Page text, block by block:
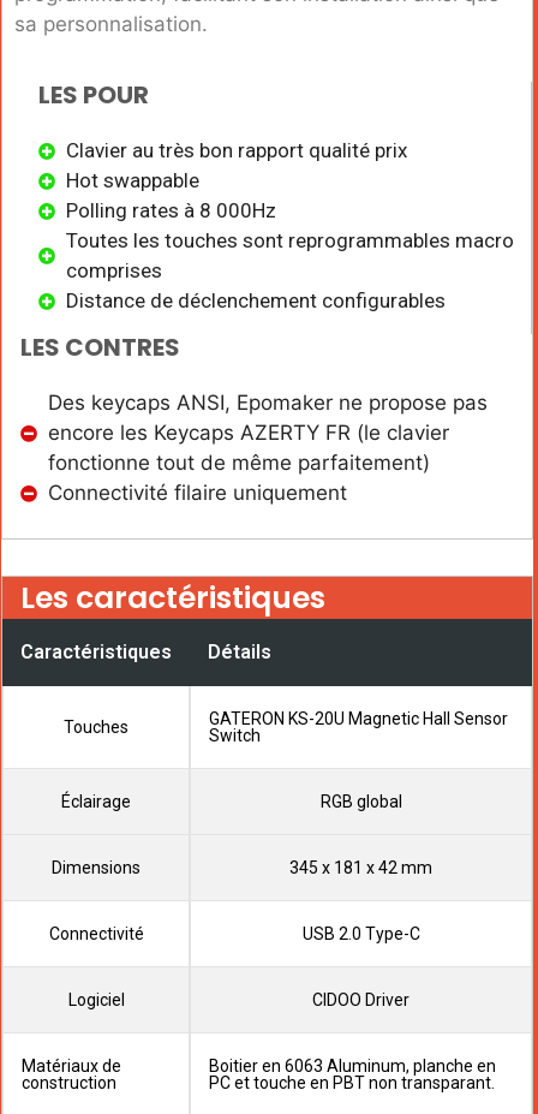
sa personnalisation.
LES POUR
Clavier au très bon rapport qualité prix
Hot swappable
Polling rates à 8 000Hz
Toutes les touches sont reprogrammables macro
comprises
Distance de déclenchement configurables
LES CONTRES
Des keycaps ANSI, Epomaker ne propose pas
encore les Keycaps AZERTY FR (le clavier
fonctionne tout de même parfaitement)
Connectivité filaire uniquement
Les caractéristiques
Caractéristiques Détails
Touches
GATERON KS-20U Magnetic Hall Sensor
Switch
Éclairage RGB global
Dimensions 345 x 181 x 42 mm
Connectivité USB 2.0 Type-C
Logiciel CIDOO Driver
Matériaux de
construction
Boitier en 6063 Aluminum, planche en
PC et touche en PBT non transparant.